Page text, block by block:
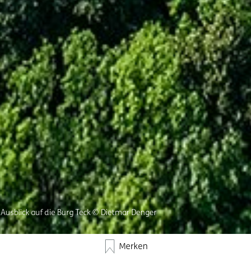
Ausblick auf die Burg Teck © Dietmar Denger
Merken